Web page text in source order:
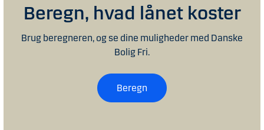
Beregn, hvad lånet koster
Brug beregneren, og se dine muligheder med Danske
Bolig Fri.
Beregn